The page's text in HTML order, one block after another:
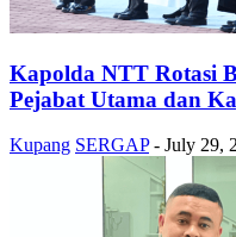
Kapolda NTT Rotasi
Pejabat Utama dan
Kupang SERGAP - July 29,